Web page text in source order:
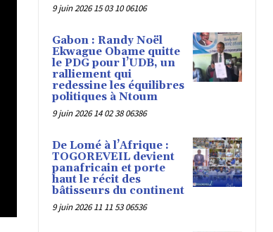
9 juin 2026 15 03 10 06106
Gabon : Randy Noël
Ekwague Obame quitte
le PDG pour l’UDB, un
ralliement qui
redessine les équilibres
politiques à Ntoum
9 juin 2026 14 02 38 06386
De Lomé à l’Afrique :
TOGOREVEIL devient
panafricain et porte
haut le récit des
bâtisseurs du continent
9 juin 2026 11 11 53 06536